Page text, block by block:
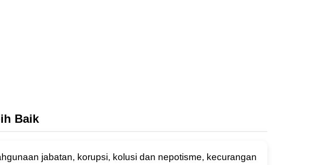
Baik
jabatan, korupsi, kolusi dan nepotisme, kecurangan